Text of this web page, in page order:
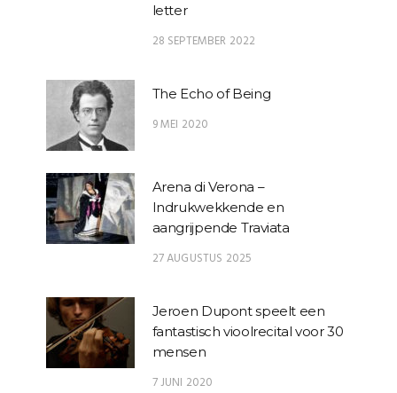
letter
28 SEPTEMBER 2022
The Echo of Being
9 MEI 2020
Arena di Verona –
Indrukwekkende en
aangrijpende Traviata
27 AUGUSTUS 2025
Jeroen Dupont speelt een
fantastisch vioolrecital voor 30
mensen
7 JUNI 2020